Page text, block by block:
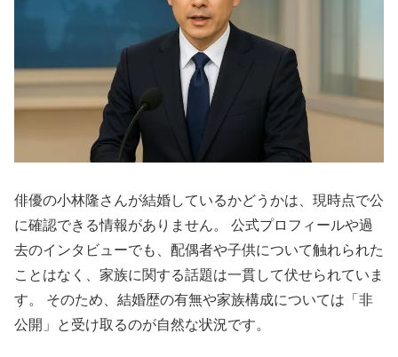
俳優の小林隆さんが結婚しているかどうかは、現時点で公
に確認できる情報がありません。 公式プロフィールや過
去のインタビューでも、配偶者や子供について触れられた
ことはなく、家族に関する話題は一貫して伏せられていま
す。 そのため、結婚歴の有無や家族構成については「非
公開」と受け取るのが自然な状況です。